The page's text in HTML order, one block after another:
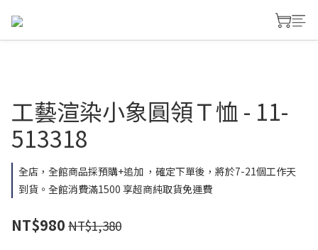
工藝渲染小象圓領Ｔ恤 - 11-
513318
全店，全館商品採預購+追加 ，確定下單後，將於7-21個工作天
到貨。全館消費滿1500 享超商純取貨免運費
NT$980 NT$1,380